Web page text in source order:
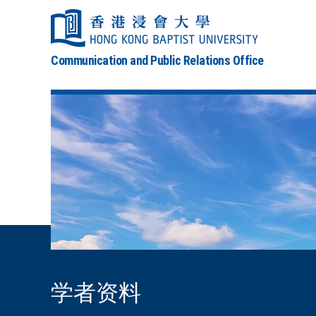
Communication and Public Relations Office
学者资料